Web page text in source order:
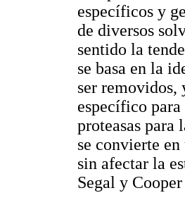
específicos y
de diversos
sentido la
se basa en la
ser
específico
proteasas para
se convierte
sin afectar la
Segal y